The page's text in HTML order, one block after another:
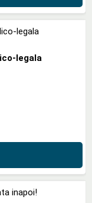
legala